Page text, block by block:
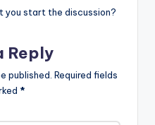
you start the discussion?
Reply
published. Required fields
*